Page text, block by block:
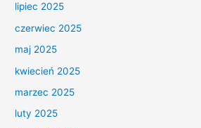
lipiec 2025
czerwiec 2025
maj 2025
kwiecień 2025
marzec 2025
luty 2025